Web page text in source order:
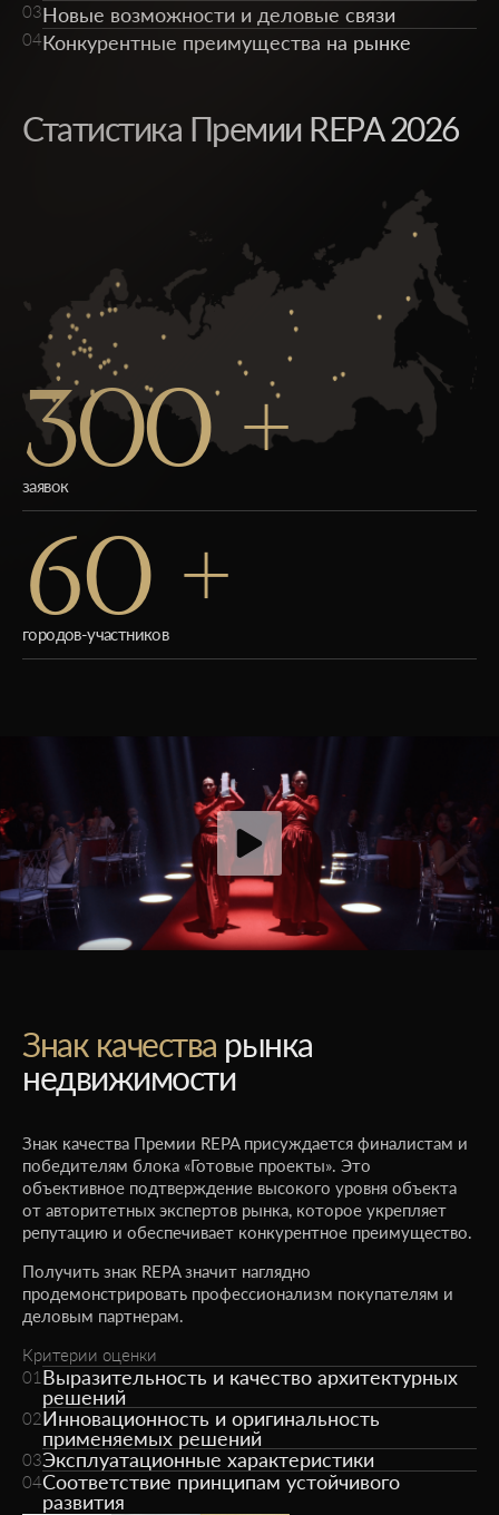
03Новые возможности и деловые связи
04Конкурентные преимущества на рынке
Статистика Премии REPA 2026
300 +
заявок
60 +
городов-участников
Знак качества рынка
недвижимости
Знак качества Премии REPA присуждается финалистам и
победителям блока «Готовые проекты». Это
объективное подтверждение высокого уровня объекта
от авторитетных экспертов рынка, которое укрепляет
репутацию и обеспечивает конкурентное преимущество.
Получить знак REPA значит наглядно
продемонстрировать профессионализм покупателям и
деловым партнерам.
Критерии оценки
01 Выразительность и качество архитектурных
решений
02Инновационность и оригинальность
применяемых решений
03Эксплуатационные характеристики
04Соответствие принципам устойчивого
развития